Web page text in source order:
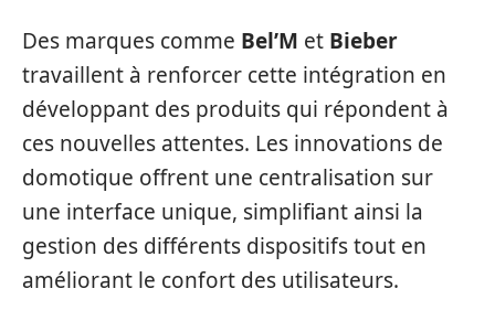
Des marques comme Bel’M et Bieber
travaillent à renforcer cette intégration en
développant des produits qui répondent à
ces nouvelles attentes. Les innovations de
domotique offrent une centralisation sur
une interface unique, simplifiant ainsi la
gestion des différents dispositifs tout en
améliorant le confort des utilisateurs.